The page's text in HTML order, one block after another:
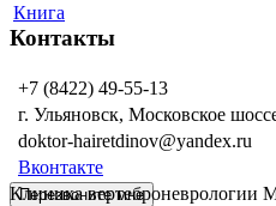
Книга
Контакты
+7 (8422) 49-55-13
г. Ульяновск, Московское
doktor-hairetdinov@yandex.ru
Вконтакте
Перезвоните мне
Клиника вертеброневрологии